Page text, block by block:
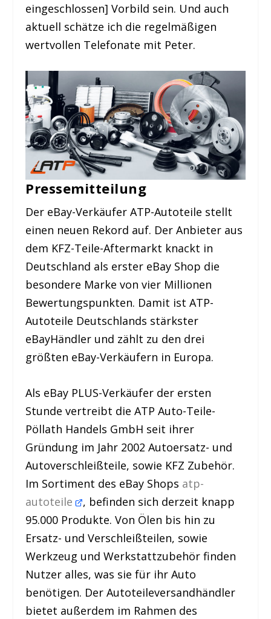
eingeschlossen] Vorbild sein. Und auch
aktuell schätze ich die regelmäßigen
wertvollen Telefonate mit Peter.
Pressemitteilung
Der eBay-Verkäufer ATP-Autoteile stellt
einen neuen Rekord auf. Der Anbieter aus
dem KFZ-Teile-Aftermarkt knackt in
Deutschland als erster eBay Shop die
besondere Marke von vier Millionen
Bewertungspunkten. Damit ist ATP-
Autoteile Deutschlands stärkster
eBayHändler und zählt zu den drei
größten eBay-Verkäufern in Europa.
Als eBay PLUS-Verkäufer der ersten
Stunde vertreibt die ATP Auto-Teile-
Pöllath Handels GmbH seit ihrer
Gründung im Jahr 2002 Autoersatz- und
Autoverschleißteile, sowie KFZ Zubehör.
Im Sortiment des eBay Shops atp-
autoteile , befinden sich derzeit knapp
95.000 Produkte. Von Ölen bis hin zu
Ersatz- und Verschleißteilen, sowie
Werkzeug und Werkstattzubehör finden
Nutzer alles, was sie für ihr Auto
benötigen. Der Autoteileversandhändler
bietet außerdem im Rahmen des